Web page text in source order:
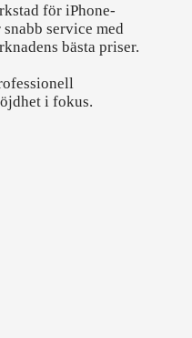
för iPhone-
service med
bästa priser.
i fokus.